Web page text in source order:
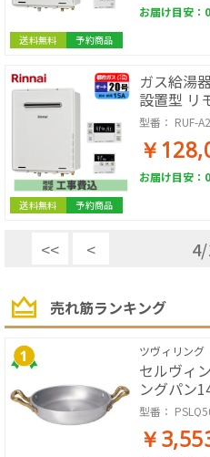
送料無料 予約商品
お届け目安
送料無料 予約商品
ガス給湯
設置型 リ
付工事セ
型番： RUF-
￥
お届け目安
<< < 4/
売れ筋ランキング
ツヴィリング
セルヴィ
ングパン
型番：
￥